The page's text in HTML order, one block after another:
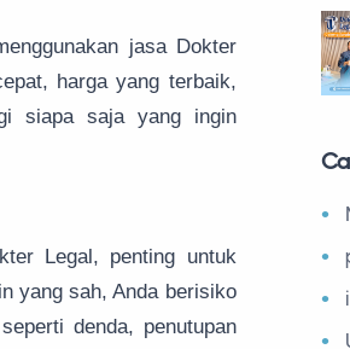
jasa Dokter
harga yang terbaik,
siapa saja yang ingin
Legal, penting untuk
yang sah, Anda berisiko
denda, penutupan